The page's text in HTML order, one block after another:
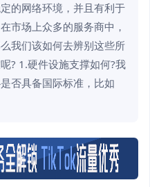
的网络环境，并且有利于
市场上众多的服务商中，
我们该如何去辨别这些所
? 1.硬件设施支撑如何?我
否具备国际标准，比如